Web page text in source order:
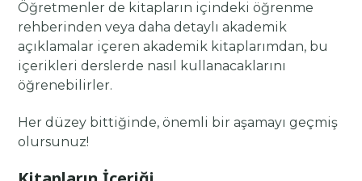
Öğretmenler de kitapların içindeki öğrenme
rehberinden veya daha detaylı akademik
açıklamalar içeren akademik kitaplarımdan, bu
içerikleri derslerde nasıl kullanacaklarını
öğrenebilirler.
Her düzey bittiğinde, önemli bir aşamayı geçmiş
olursunuz!